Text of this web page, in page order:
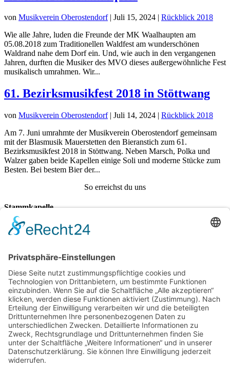
von Musikverein Oberostendorf| Juli 15, 2024 | Rückblick 2018
Wie alle Jahre, luden die Freunde der MK Waalhaupten am
05.08.2018 zum Traditionellen Waldfest am wunderschönen
Waldrand nahe dem Dorf ein. Und, wie auch in den vergangenen
Jahren, durften die Musiker des MVO dieses außergewöhnliche Fest
musikalisch umrahmen. Wir...
61. Bezirksmusikfest 2018 in Stöttwang
von Musikverein Oberostendorf| Juli 14, 2024 | Rückblick 2018
Am 7. Juni umrahmte der Musikverein Oberostendorf gemeinsam
mit der Blasmusik Mauerstetten den Bieranstich zum 61.
Bezirksmusikfest 2018 in Stöttwang. Neben Marsch, Polka und
Walzer gaben beide Kapellen einige Soli und moderne Stücke zum
Besten. Bei bestem Bier der...
So erreichst du uns
Stammkapelle
Daniel Seitz
Wangerweg 1,86869 Oberostendorf
vorstand@musikverein-oberostendorf.de
Jugendausbildung
Hedwig Stich
Tel.: 0152/08764852
jugend@musikverein-oberostendorf.de
Musikalischer Leiter
Dominik Ertl
dirigent@musikverein-oberostendorf.de